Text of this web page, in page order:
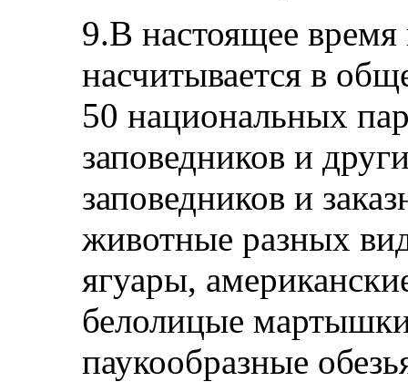
9.В настоящее время
насчитывается в
50 национальных
заповедников и
заповедников и
животные разных
ягуары,
белолицые
паукообразные